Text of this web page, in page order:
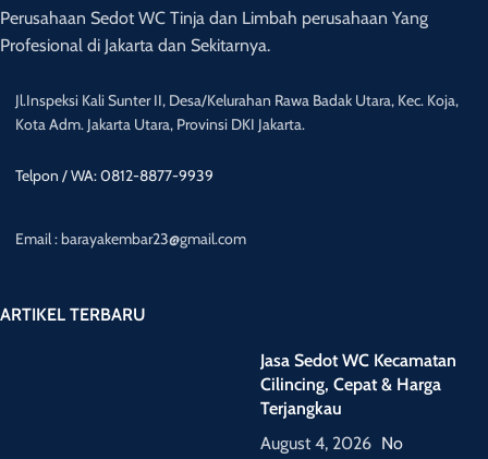
Perusahaan Sedot WC Tinja dan Limbah perusahaan Yang
Profesional di Jakarta dan Sekitarnya.
Jl.Inspeksi Kali Sunter II, Desa/Kelurahan Rawa Badak Utara, Kec. Koja,
Kota Adm. Jakarta Utara, Provinsi DKI Jakarta.
Telpon / WA: 0812-8877-9939
Email : barayakembar23@gmail.com
ARTIKEL TERBARU
Jasa Sedot WC Kecamatan
Cilincing, Cepat & Harga
Terjangkau
August 4, 2026 No